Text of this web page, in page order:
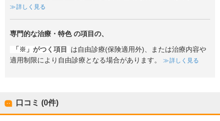
詳しく見る
専門的な治療・特色の項目の、
「※」がつく項目
は自由診療(保険適用外)、または治療内容や
適用制限により自由診療となる場合があります。
詳しく見る
口コミ (0件)